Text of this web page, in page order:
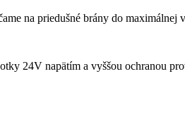
na priedušné brány do maximálnej
24V napätím a vyššou ochranou